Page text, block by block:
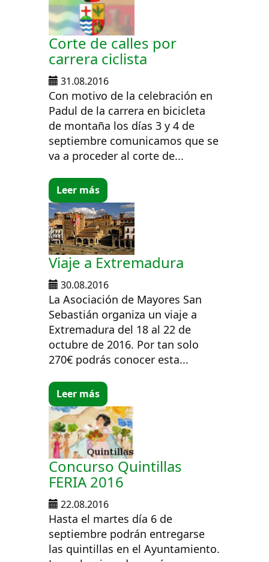
Corte de calles por
carrera ciclista
31.08.2016
Con motivo de la celebración en
Padul de la carrera en bicicleta
de montaña los días 3 y 4 de
septiembre comunicamos que se
va a proceder al corte de...
Leer más
Viaje a Extremadura
30.08.2016
La Asociación de Mayores San
Sebastián organiza un viaje a
Extremadura del 18 al 22 de
octubre de 2016. Por tan solo
270€ podrás conocer esta...
Leer más
Concurso Quintillas
FERIA 2016
22.08.2016
Hasta el martes día 6 de
septiembre podrán entregarse
las quintillas en el Ayuntamiento.